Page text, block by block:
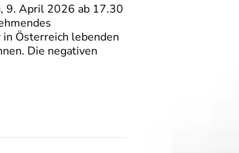
9. April 2026 ab 17.30
Österreich lebenden
Die negativen